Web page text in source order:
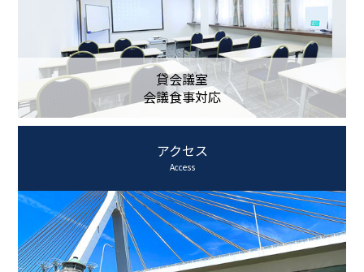
貸会議室
会議食事対応
アクセス
Access